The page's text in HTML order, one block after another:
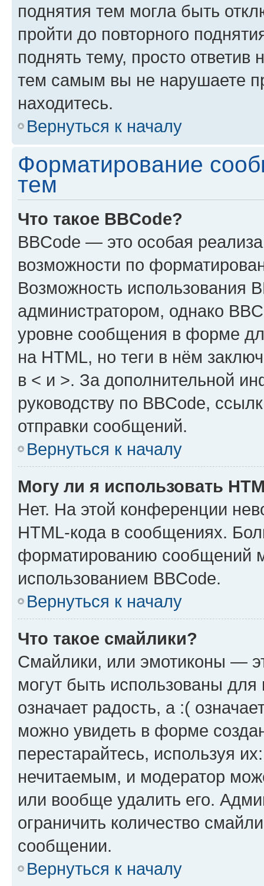
поднятия тем могла быть
пройти до повторного
поднять тему, просто ответив
тем самым вы не нарушаете
находитесь.
Вернуться к началу
Форматирование
тем
Что такое BBCode?
BBCode — это особая
возможности по
Возможность использования
администратором, однако
уровне сообщения в форме
на HTML, но теги в нём
в < и >. За дополнительной
руководству по BBCode,
отправки сообщений.
Вернуться к началу
Могу ли я использовать
Нет. На этой конференции
HTML-кода в сообщениях.
форматированию сообщений
использованием BBCode.
Вернуться к началу
Что такое смайлики?
Смайлики, или эмотиконы —
могут быть использованы
означает радость, а :(
можно увидеть в форме
перестарайтесь, используя
нечитаемым, и модератор
или вообще удалить его.
ограничить количество
сообщении.
Вернуться к началу